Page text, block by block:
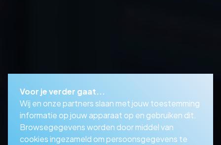
Voor je verder gaat...
Wij en onze partners slaan met jouw toestemming
informatie op jouw apparaat op en gebruiken dit.
Browsegegevens worden door middel van
cookies ingezameld om persoonsgegevens te